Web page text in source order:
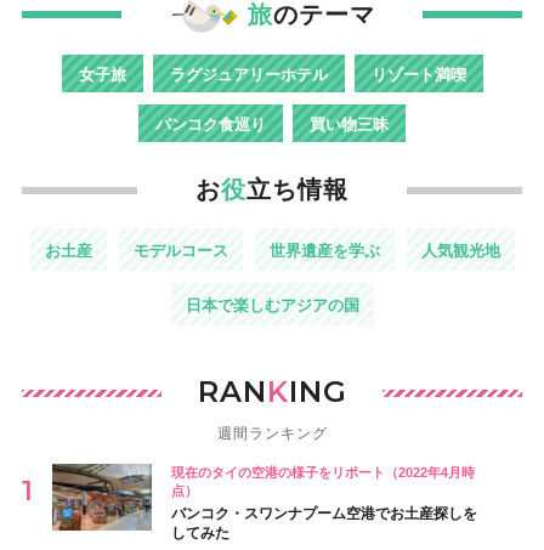
旅のテーマ
女子旅 ラグジュアリーホテル リゾート満喫
バンコク食巡り 買い物三昧
お役立ち情報
お土産 モデルコース 世界遺産を学ぶ 人気観光地
日本で楽しむアジアの国
RANKING
週間ランキング
現在のタイの空港の様子をリポート（2022年4月時
点）
バンコク・スワンナプーム空港でお土産探しを
してみた